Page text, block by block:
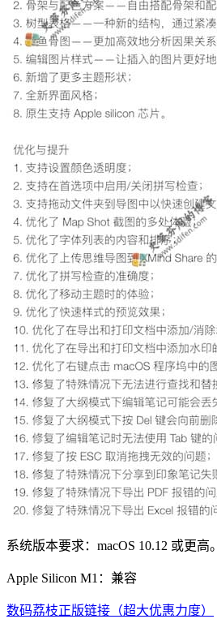
系统版本要求：macOS 10.12 或更高。
Apple Silicon M1：兼容
数码荔枝正版链接（超大优惠力度）